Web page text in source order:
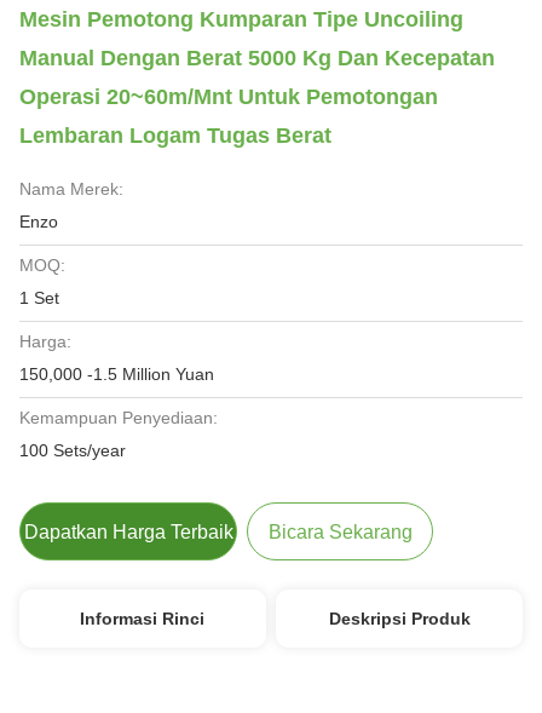
Mesin Pemotong Kumparan Tipe Uncoiling
Manual Dengan Berat 5000 Kg Dan Kecepatan
Operasi 20~60m/mnt Untuk Pemotongan
Lembaran Logam Tugas Berat
Nama Merek:
Enzo
MOQ:
1 Set
Harga:
150,000 -1.5 Million Yuan
Kemampuan Penyediaan:
100 Sets/year
Dapatkan Harga Terbaik Bicara Sekarang
Informasi Rinci Deskripsi Produk